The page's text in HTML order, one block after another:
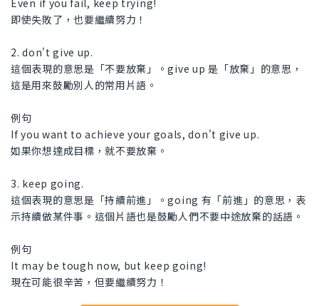
Even if you fail, keep trying!
即使失敗了，也要繼續努力！
2. don't give up.
這個表現的意思是「不要放棄」。give up 是「放棄」的意思，
這是用來鼓勵別人的常用片語。
例句
If you want to achieve your goals, don't give up.
如果你想達成目標，就不要放棄。
3. keep going.
這個表現的意思是「持續前進」。going 有「前進」的意思，表
示持續做某件事。這個片語也是鼓勵人們不要中途放棄的話語。
例句
It may be tough now, but keep going!
現在可能很辛苦，但要繼續努力！